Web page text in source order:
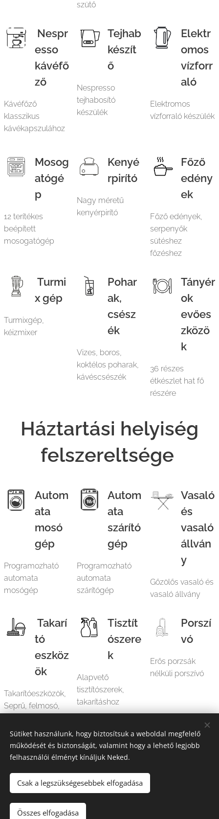
szütő
Nespr
esso
kávéfő
ző
Kávéfőző
klasszikus
kávékapszulához
Tejhab
készít
ő
Nespresso
tejhabosító
készülék
Elektr
omos
vízforr
aló
Elektromos
vízforraló készülék
Mosog
atógé
p
12 terítékes
beépített
mosogatógép
Kenyé
rpirító
Nagy méretű
kenyérpirító
Főző
edény
ek
Főző edények,
serpenyők
sütéshez
főzéshez
Turmi
x gép
Turmixgép,
kéizmixer
Pohar
ak,
csész
ék
Vizes, boros,
koktélos poharak,
kávéscsészék
Tányér
ok
evőes
zközö
k
36 részes
étkészlet hat fő
részére
Háztartási helyiség
felszereltsége
Autom
ata
mosó
gép
Programozható
automata
mosógép
Autom
ata
szárító
gép
Programozható
automata
szárítógép
Vasaló
és
vasaló
állván
y
Gőzölős vasaló és
vasaló állvány
Takarí
tó
eszköz
ök
Takarítóeszközök,
Seprű, felmosó,
Tisztít
ószere
k
Alapvető
tisztítószerek,
takarításhoz
Porszí
vó
Erős porzsák
nélküli porszívó
Solana Golf Apartment
Sütiket használunk, hogy biztosítsuk a weboldal megfelelő
működését és biztonságát, valamint hogy a lehető legjobb
felhasználói élményt kínáljuk Neked.
Csak a legszükségesebbek elfogadása
Összes elfogadása